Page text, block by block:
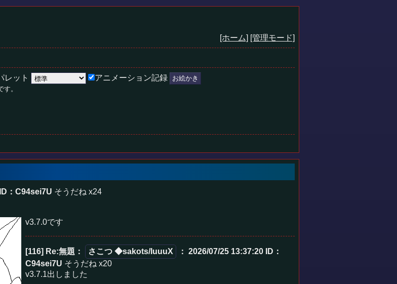
[ホーム] [管理モード]
レット アニメーション記録
。
ID：C94sei7U そうだね x24
v3.7.0です
[116] Re:無題 ： さこつ ◆sakots/IuuuX ： 2026/07/25 13:37:20
ID：
C94sei7U そうだね x20
v3.7.1出しました